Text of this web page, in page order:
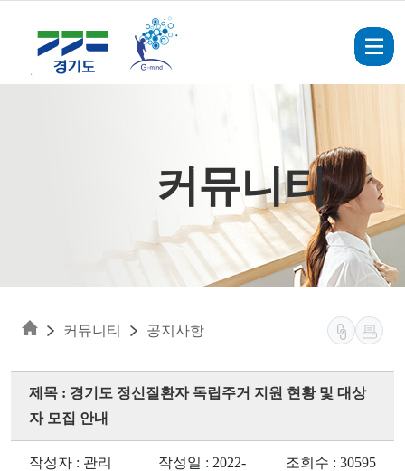
커뮤니티
커뮤니티 공지사항
제목 : 경기도 정신질환자 독립주거 지원 현황 및 대상
자 모집 안내
작성자 : 관리
작성일 : 2022-
조회수 : 30595